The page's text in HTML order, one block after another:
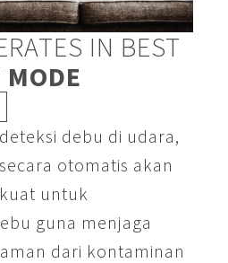
IN BEST
MODE
debu di udara,
otomatis akan
untuk
guna menjaga
dari kontaminan